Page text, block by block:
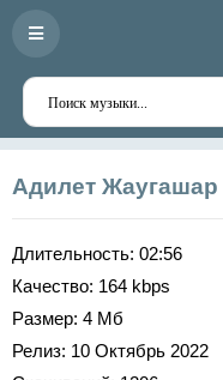
Адилет Жаугашар
Длительность: 02:56
Качество: 164 kbps
Размер: 4 Мб
Релиз: 10 Октябрь 2022